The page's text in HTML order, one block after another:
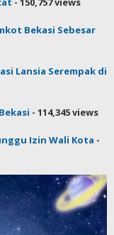
Bekasi Sebesar
Lansia Serempak di
- 114,345 views
Izin Wali Kota -